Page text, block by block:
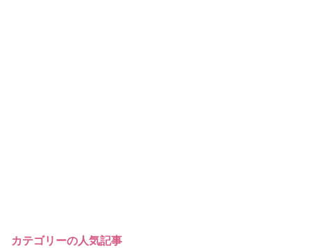
カテゴリーの人気記事